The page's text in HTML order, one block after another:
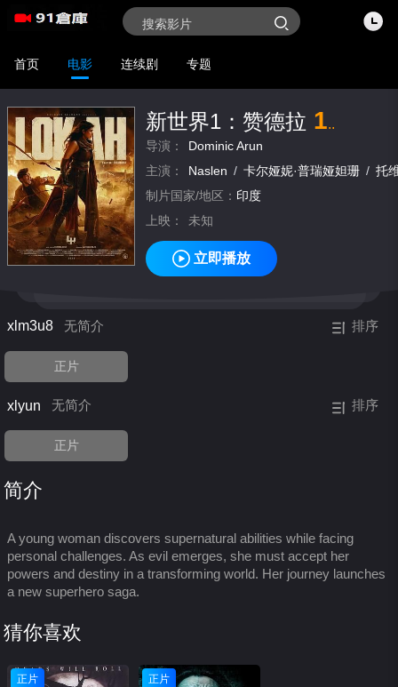
首页 电影 连续剧 专题
新世界1：赞德拉 1..
导演：
Dominic Arun
主演：
Naslen / 卡尔娅妮·普瑞娅妲珊 / 托
制片国家/地区： 印度
上映：
未知
立即播放
xlm3u8 无简介 排序
正片
xlyun 无简介 排序
正片
简介
A young woman discovers supernatural abilities while facing
personal challenges. As evil emerges, she must accept her
powers and destiny in a transforming world. Her journey launches
a new superhero saga.
猜你喜欢
正片 正片